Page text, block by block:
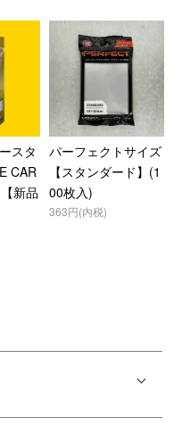
スタ
CAR
新品
パーフェクトサイズ
【スタンダード】(1
00枚入)
363円(内税)